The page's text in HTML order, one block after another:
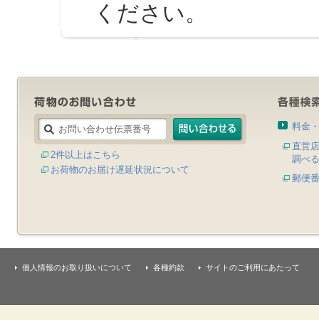
ください。
2件以上はこちら
お荷物のお届け遅延状況について
料金
直営
調べる
郵便
個人情報のお取り扱いについて 各種約款 サイトのご利用にあたって